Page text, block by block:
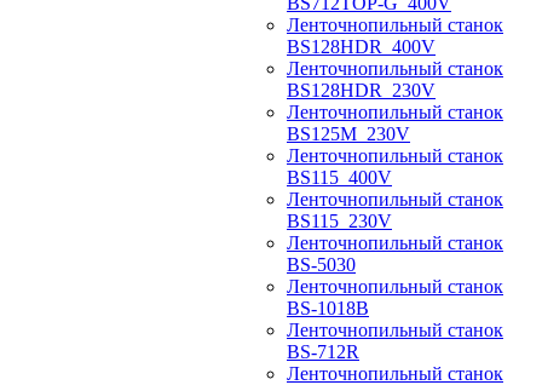
Ленточнопильный станок
BS128HDR_400V
Ленточнопильный станок
BS128HDR_230V
Ленточнопильный станок
BS125M_230V
Ленточнопильный станок
BS115_400V
Ленточнопильный станок
BS115_230V
Ленточнопильный станок
BS-5030
Ленточнопильный станок
BS-1018B
Ленточнопильный станок
BS-712R
Ленточнопильный станок